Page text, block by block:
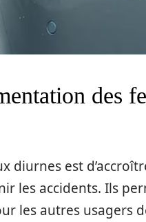
des
diurnes est
les accidents. Ils
les autres usagers